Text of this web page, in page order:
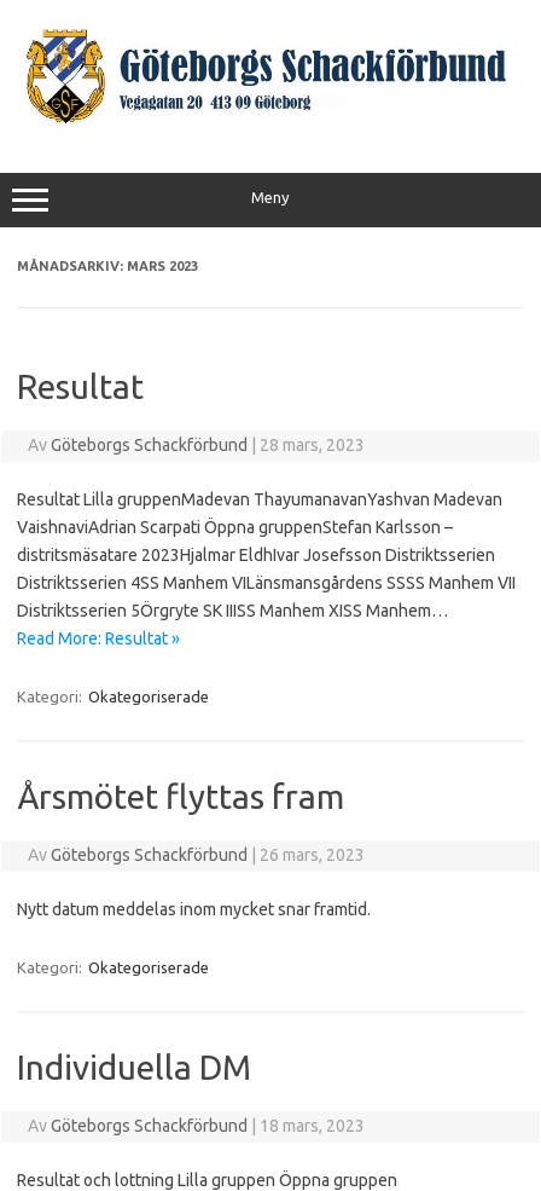
innehåll
Meny
MÅNADSARKIV: MARS 2023
Resultat
AvGöteborgs Schackförbund 28 mars, 2023
Resultat Lilla gruppenMadevan ThayumanavanYashvan Madevan
VaishnaviAdrian Scarpati Öppna gruppenStefan Karlsson –
distritsmäsatare 2023Hjalmar EldhIvar Josefsson Distriktsserien
Distriktsserien 4SS Manhem VILänsmansgårdens SSSS Manhem VII
Distriktsserien 5Örgryte SK IIISS Manhem XISS Manhem…
Read More: Resultat »
Kategori: Okategoriserade
Årsmötet flyttas fram
AvGöteborgs Schackförbund 26 mars, 2023
Nytt datum meddelas inom mycket snar framtid.
Kategori: Okategoriserade
Individuella DM
AvGöteborgs Schackförbund 18 mars, 2023
Resultat och lottning Lilla gruppen Öppna gruppen